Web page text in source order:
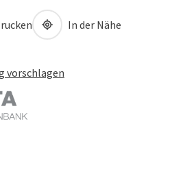
In der Nähe
vorschlagen